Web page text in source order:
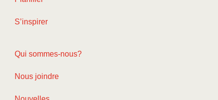
S’inspirer
Qui sommes-nous?
Nous joindre